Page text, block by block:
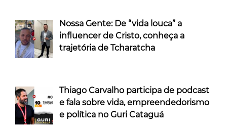
Nossa Gente: De “vida louca” a
influencer de Cristo, conheça a
trajetória de Tcharatcha
Thiago Carvalho participa de podcast
e fala sobre vida, empreendedorismo
e política no Guri Cataguá